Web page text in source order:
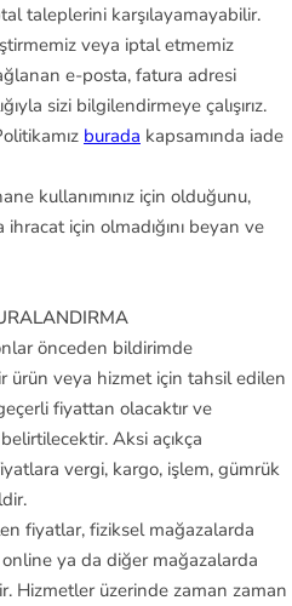
taleplerini karşılayamayabilir.
veya iptal etmemiz
e-posta, fatura adresi
sizi bilgilendirmeye çalışırız.
burada kapsamında iade
kullanımınız için olduğunu,
için olmadığını beyan ve
önceden bildirimde
ürün veya hizmet için tahsil edilen
fiyattan olacaktır ve
Aksi açıkça
vergi, kargo, işlem, gümrük
fiyatlar, fiziksel mağazalarda
ya da diğer mağazalarda
Hizmetler üzerinde zaman zaman